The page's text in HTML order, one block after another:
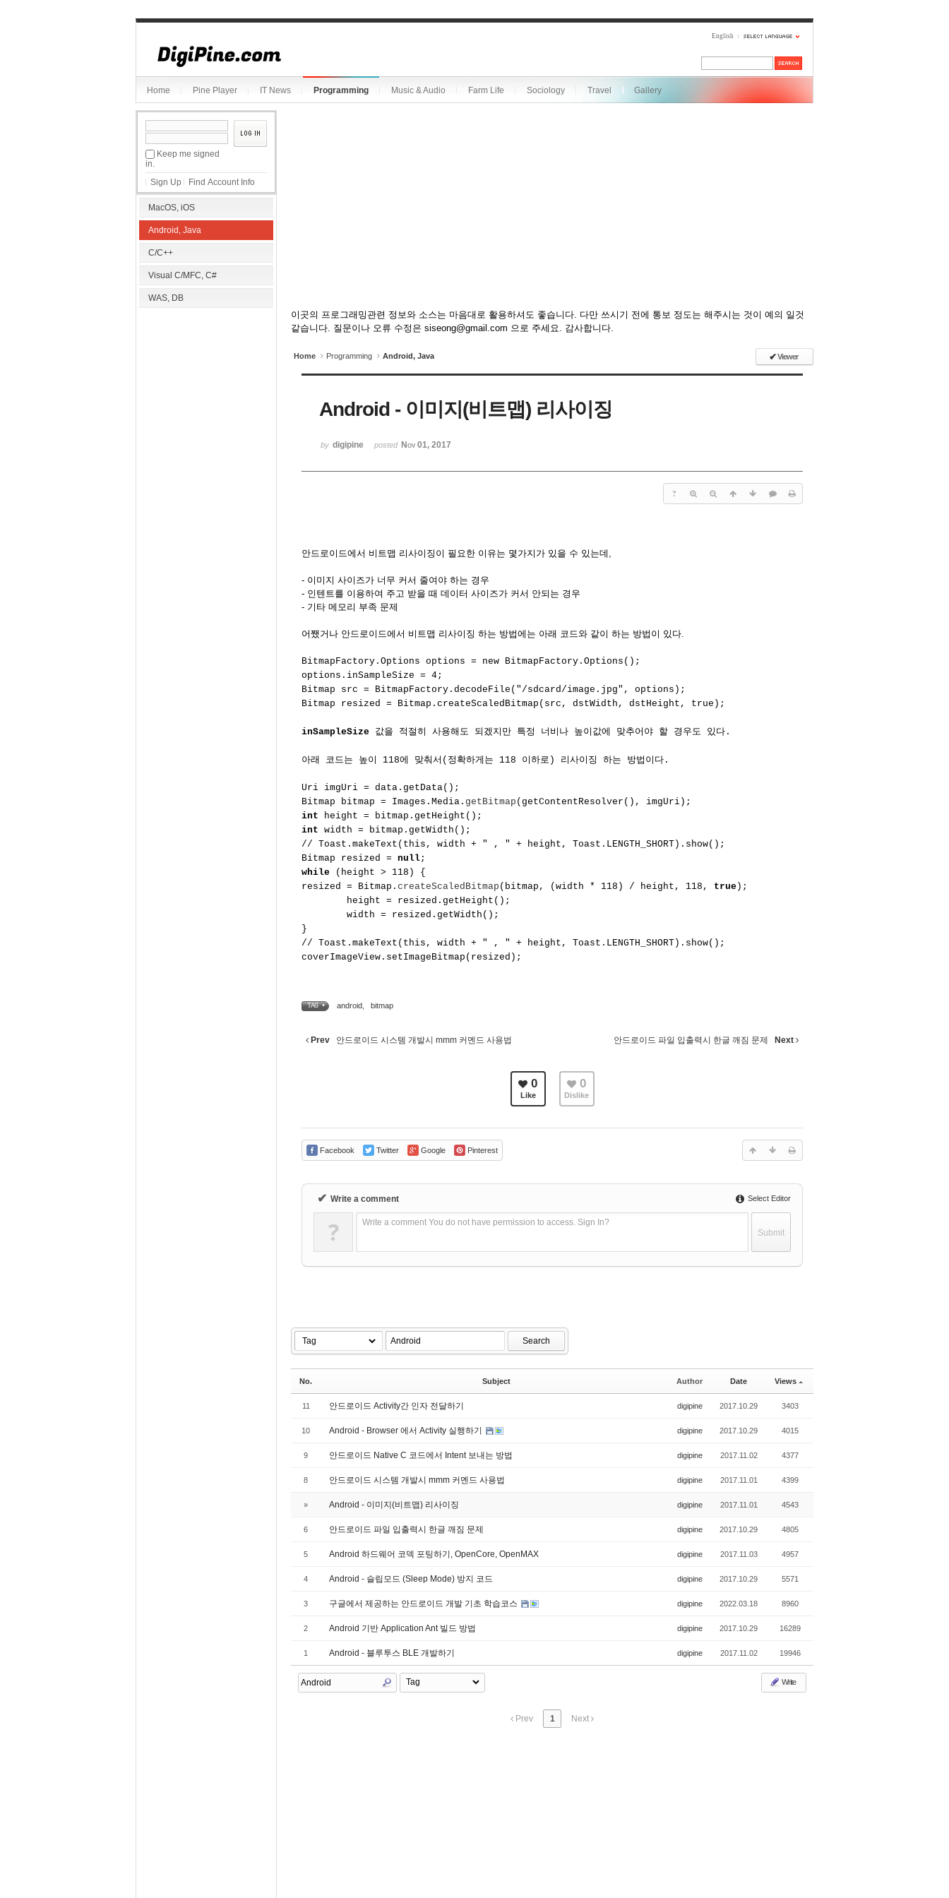
English
Home Pine Player IT News Programming Music & Audio Farm Life Sociology Travel Gallery
Keep me signed
in.
Sign Up
Find Account Info
MacOS, iOS
Android, Java
C/C++
Visual C/MFC, C#
WAS, DB
이곳의 프로그래밍관련 정보와 소스는 마음대로 활용하셔도 좋습니다. 다만 쓰시기 전에 통보 정도는 해주시는 것이 예의 일것
같습니다. 질문이나 오류 수정은 siseong@gmail.com 으로 주세요. 감사합니다.
Home Programming Android, Java ✔Viewer
Android - 이미지(비트맵) 리사이징
by digipine posted Nov 01, 2017
?
안드로이드에서 비트맵 리사이징이 필요한 이유는 몇가지가 있을 수 있는데,
- 이미지 사이즈가 너무 커서 줄여야 하는 경우
- 인텐트를 이용하여 주고 받을 때 데이터 사이즈가 커서 안되는 경우
- 기타 메모리 부족 문제
어쨌거나 안드로이드에서 비트맵 리사이징 하는 방법에는 아래 코드와 같이 하는 방법이 있다.
BitmapFactory.Options options = new BitmapFactory.Options();
options.inSampleSize = 4;
Bitmap src = BitmapFactory.decodeFile("/sdcard/image.jpg", options);
Bitmap resized = Bitmap.createScaledBitmap(src, dstWidth, dstHeight, true);
inSampleSize 값을 적절히 사용해도 되겠지만 특정 너비나 높이값에 맞추어야 할 경우도 있다.
아래 코드는 높이 118에 맞춰서(정확하게는 118 이하로) 리사이징 하는 방법이다.
Uri imgUri = data.getData();
Bitmap bitmap = Images.Media. getBitmap (getContentResolver(), imgUri);
int height = bitmap.getHeight();
int width = bitmap.getWidth();
// Toast.makeText(this, width + " , " + height, Toast.LENGTH_SHORT).show();
Bitmap resized = null;
while (height > 118) {
resized = Bitmap. createScaledBitmap (bitmap, (width * 118) / height, 118, true);
height = resized.getHeight();
width = resized.getWidth();
}
// Toast.makeText(this, width + " , " + height, Toast.LENGTH_SHORT).show();
coverImageView.setImageBitmap(resized);
TAG • android bitmap
Prev 안드로이드 시스템 개발시 mmm 커멘드 사용법 안드로이드 파일 입출력시 한글 깨짐 문제 Next
0
Like
0
Dislike
Facebook Twitter Google Pinterest
✔ Write a comment Select Editor
? Write a comment You do not have permission to access. Sign In?
Search
No. Subject Author Date Views
11 안드로이드 Activity간 인자 전달하기 digipine 2017.10.29 3403
10 Android - Browser 에서 Activity 실행하기 digipine 2017.10.29 4015
9 안드로이드 Native C 코드에서 Intent 보내는 방법 digipine 2017.11.02 4377
8 안드로이드 시스템 개발시 mmm 커멘드 사용법 digipine 2017.11.01 4399
» Android - 이미지(비트맵) 리사이징 digipine 2017.11.01 4543
6 안드로이드 파일 입출력시 한글 깨짐 문제 digipine 2017.10.29 4805
5 Android 하드웨어 코덱 포팅하기, OpenCore, OpenMAX digipine 2017.11.03 4957
4 Android - 슬립모드 (Sleep Mode) 방지 코드 digipine 2017.10.29 5571
3 구글에서 제공하는 안드로이드 개발 기초 학습코스 digipine 2022.03.18 8960
2 Android 기반 Application Ant 빌드 방법 digipine 2017.10.29 16289
1 Android - 블루투스 BLE 개발하기 digipine 2017.11.02 19946
Write
Prev 1 Next
Sketchbook5, 스케치북5
Sketchbook5, 스케치북5